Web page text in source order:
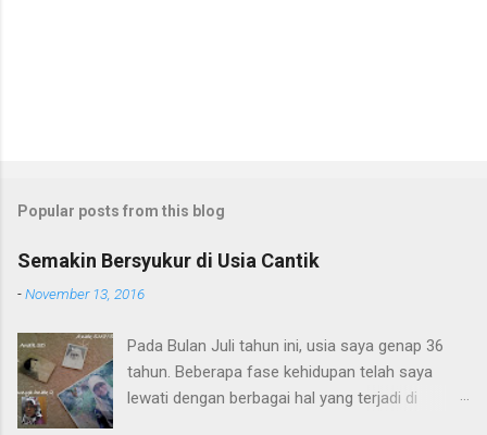
Popular posts from this blog
Semakin Bersyukur di Usia Cantik
-November 13, 2016
Pada Bulan Juli tahun ini, usia saya genap 36
tahun. Beberapa fase kehidupan telah saya
lewati dengan berbagai hal yang terjadi di